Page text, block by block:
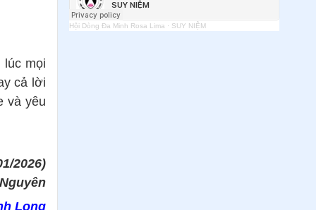
lúc mọi
cả lời
và yêu
2026)
Long
35.Sự dâng hiến chính mình và tâm lý
con người
Hội Dòng Đa Minh Rosa Lima · SUY NIỆM